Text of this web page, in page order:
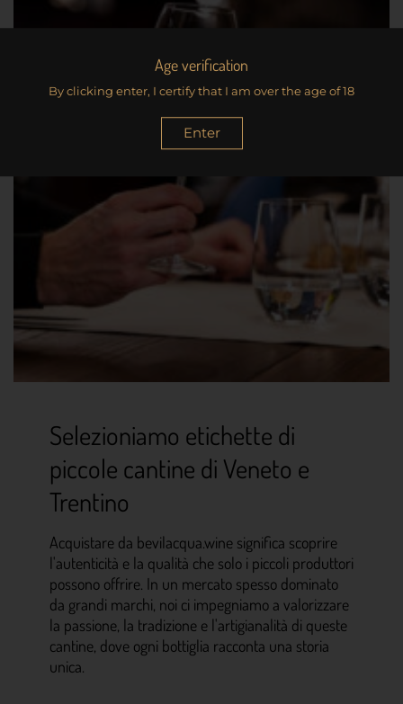
Selezioniamo etichette di
piccole cantine di Veneto e
Trentino
Acquistare da bevilacqua.wine significa scoprire
l'autenticità e la qualità che solo i piccoli produttori
possono offrire. In un mercato spesso dominato
da grandi marchi, noi ci impegniamo a valorizzare
la passione, la tradizione e l'artigianalità di queste
cantine, dove ogni bottiglia racconta una storia
unica.
Age verification
By clicking enter, I certify that I am over the age of 18
Enter